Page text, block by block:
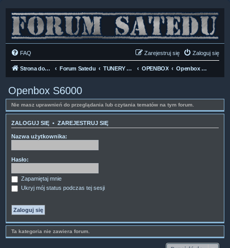
FAQ Zaloguj się
Zarejestruj się
Strona domowa Forum Satedu TUNERY SAT HD-LINUX OPENBOX Openbox S6000
Openbox S6000
Nie masz uprawnień do przeglądania lub czytania tematów na tym forum.
ZALOGUJ SIĘ • ZAREJESTRUJ SIĘ
Nazwa użytkownika:
Hasło:
Zapamiętaj mnie
Ukryj mój status podczas tej sesji
Ta kategoria nie zawiera forum.